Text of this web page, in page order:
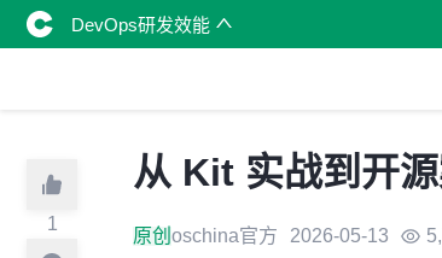
DevOps研发效能
1
从 Kit 实战到开
原创 oschina官方 2026-05-13